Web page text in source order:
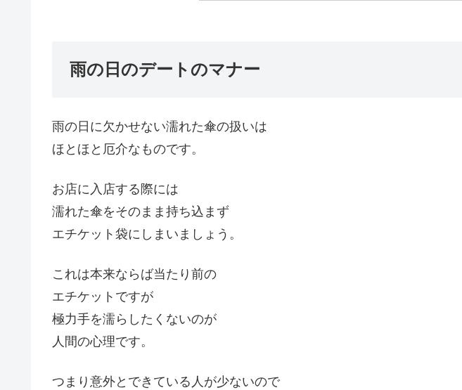
雨の日のデートのマナー
雨の日に欠かせない濡れた傘の扱いは
ほとほと厄介なものです。
お店に入店する際には
濡れた傘をそのまま持ち込まず
エチケット袋にしまいましょう。
これは本来ならば当たり前の
エチケットですが
極力手を濡らしたくないのが
人間の心理です。
つまり意外とできている人が少ないので